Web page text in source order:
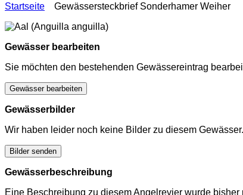
Startseite Gewässersteckbrief Sonderhamer Weiher
Gewässer bearbeiten
Sie möchten den bestehenden Gewässereintrag
Gewässer bearbeiten
Gewässerbilder
Wir haben leider noch keine Bilder zu diesem Gewässer.
Bilder senden
Gewässerbeschreibung
Eine Beschreibung zu diesem Angelrevier wurde bisher